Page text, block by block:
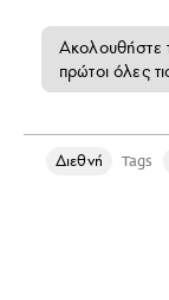
Ακολουθήστε
πρώτοι όλες
Διεθνή Tags